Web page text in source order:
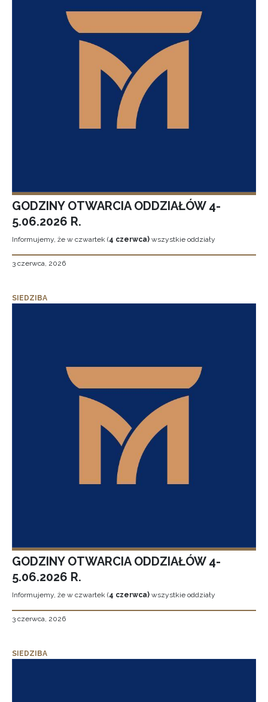
GODZINY OTWARCIA ODDZIAŁÓW 4-
5.06.2026 R.
Informujemy, że w czwartek (4 czerwca) wszystkie oddziały
3 czerwca, 2026
SIEDZIBA
GODZINY OTWARCIA ODDZIAŁÓW 4-
5.06.2026 R.
Informujemy, że w czwartek (4 czerwca) wszystkie oddziały
3 czerwca, 2026
SIEDZIBA